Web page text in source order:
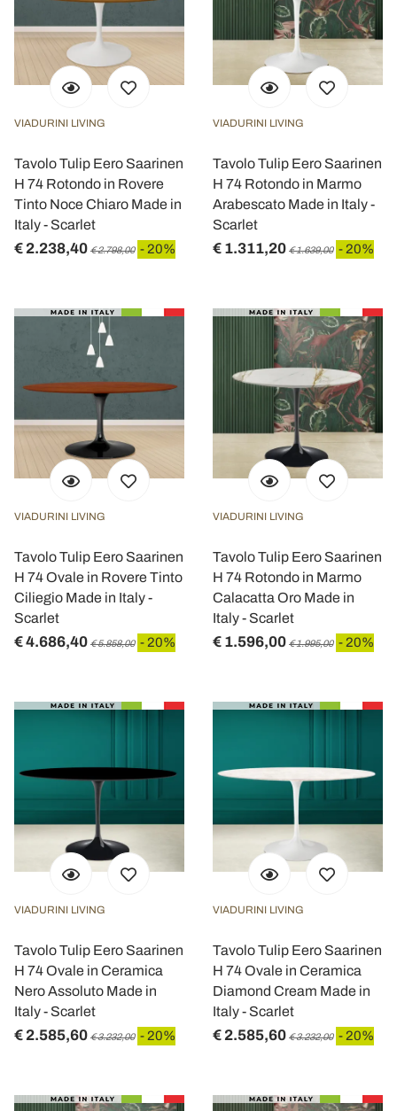
VIADURINI LIVING
Tavolo Tulip Eero Saarinen
H 74 Rotondo in Rovere
Tinto Noce Chiaro Made in
Italy - Scarlet
€ 2.238,40 € 2.798,00 - 20%
VIADURINI LIVING
Tavolo Tulip Eero Saarinen
H 74 Rotondo in Marmo
Arabescato Made in Italy -
Scarlet
€ 1.311,20 € 1.639,00 - 20%
VIADURINI LIVING
Tavolo Tulip Eero Saarinen
H 74 Ovale in Rovere Tinto
Ciliegio Made in Italy -
Scarlet
€ 4.686,40 € 5.858,00 - 20%
VIADURINI LIVING
Tavolo Tulip Eero Saarinen
H 74 Rotondo in Marmo
Calacatta Oro Made in
Italy - Scarlet
€ 1.596,00 € 1.995,00 - 20%
VIADURINI LIVING
Tavolo Tulip Eero Saarinen
H 74 Ovale in Ceramica
Nero Assoluto Made in
Italy - Scarlet
€ 2.585,60 € 3.232,00 - 20%
VIADURINI LIVING
Tavolo Tulip Eero Saarinen
H 74 Ovale in Ceramica
Diamond Cream Made in
Italy - Scarlet
€ 2.585,60 € 3.232,00 - 20%